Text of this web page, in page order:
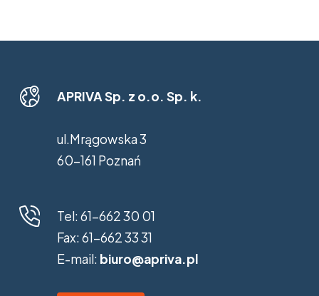
APRIVA Sp. z o.o. Sp. k.
ul.Mrągowska 3
60-161 Poznań
Tel: 61-662 30 01
Fax: 61-662 33 31
E-mail: biuro@apriva.pl